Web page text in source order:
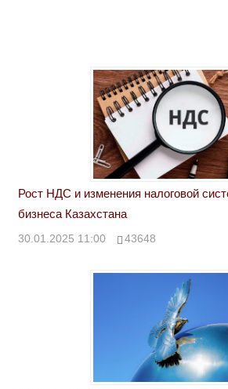
Рост НДС и изменения налоговой
бизнеса Казахстана
30.01.2025 11:00 43648